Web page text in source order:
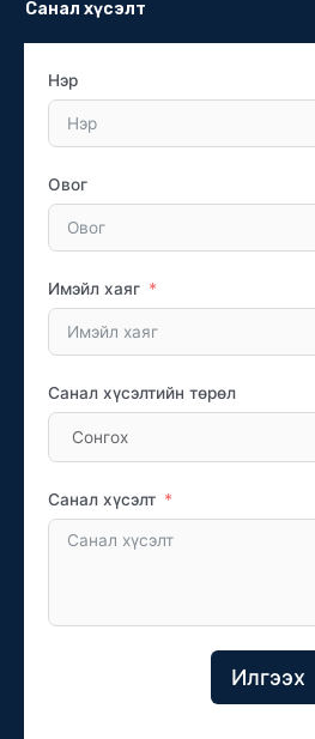
Санал хүсэлт
Нэр
Овог
Имэйл хаяг
Санал хүсэлтийн төрөл
Санал хүсэлт
Илгээх